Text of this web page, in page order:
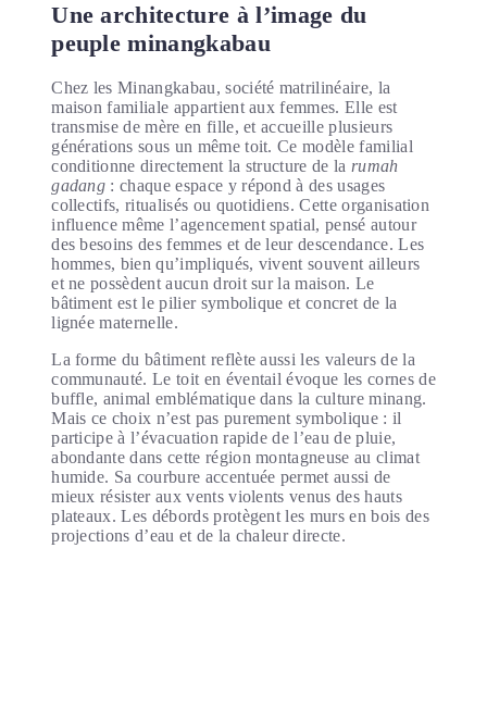
Une architecture à l’image du
peuple minangkabau
Chez les Minangkabau, société matrilinéaire, la
maison familiale appartient aux femmes. Elle est
transmise de mère en fille, et accueille plusieurs
générations sous un même toit. Ce modèle familial
conditionne directement la structure de la rumah
gadang : chaque espace y répond à des usages
collectifs, ritualisés ou quotidiens. Cette organisation
influence même l’agencement spatial, pensé autour
des besoins des femmes et de leur descendance. Les
hommes, bien qu’impliqués, vivent souvent ailleurs
et ne possèdent aucun droit sur la maison. Le
bâtiment est le pilier symbolique et concret de la
lignée maternelle.
La forme du bâtiment reflète aussi les valeurs de la
communauté. Le toit en éventail évoque les cornes de
buffle, animal emblématique dans la culture minang.
Mais ce choix n’est pas purement symbolique : il
participe à l’évacuation rapide de l’eau de pluie,
abondante dans cette région montagneuse au climat
humide. Sa courbure accentuée permet aussi de
mieux résister aux vents violents venus des hauts
plateaux. Les débords protègent les murs en bois des
projections d’eau et de la chaleur directe.